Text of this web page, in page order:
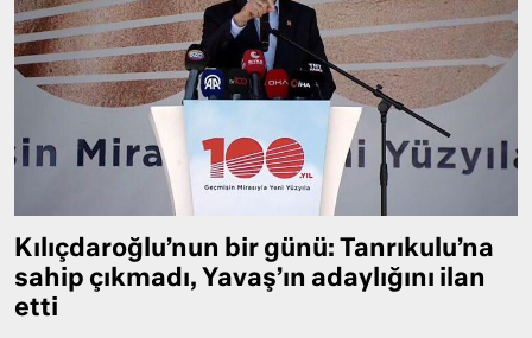
Kılıçdaroğlu’nun bir günü: Tanrıkulu’na
sahip çıkmadı, Yavaş’ın adaylığını ilan
etti